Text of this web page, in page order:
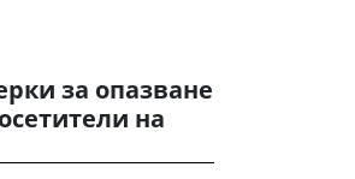
за опазване
на